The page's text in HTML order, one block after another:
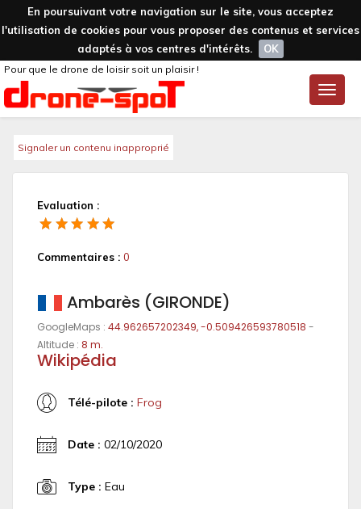
En poursuivant votre navigation sur le site, vous acceptez
l'utilisation de cookies pour vous proposer des contenus et services
adaptés à vos centres d'intérêts.
OK
Toggle
Pour que le drone de loisir soit un plaisir !
Signaler un contenu inapproprié
Evaluation :
Commentaires : 0
Ambarès (GIRONDE)
GoogleMaps : 44.962657202349, -0.509426593780518 -
Altitude : 8 m.
Wikipédia
Télé-pilote : Frog
Date : 02/10/2020
Type : Eau